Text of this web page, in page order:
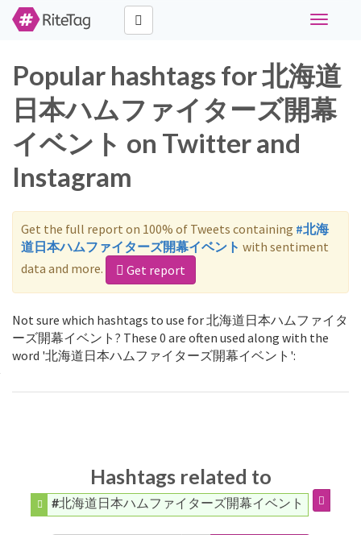
Toggle
Popular hashtags for 北海道
日本ハムファイターズ開幕
イベント on Twitter and
Instagram
Get the full report on 100% of Tweets containing #北海
道日本ハムファイターズ開幕イベント with sentiment
data and more.
Get report
Not sure which hashtags to use for 北海道日本ハムファイタ
ーズ開幕イベント? These 0 are often used along with the
word '北海道日本ハムファイターズ開幕イベント':
Hashtags related to
#北海道日本ハムファイターズ開幕イベント